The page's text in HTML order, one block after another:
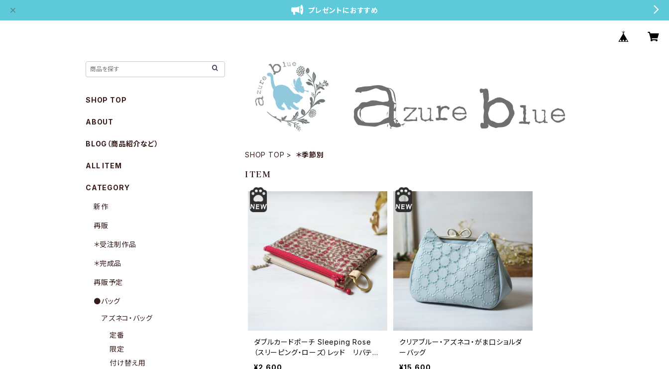
プレゼントにおすすめ
SHOP TOP ＊季節別
ITEM
ダブルカードポーチ Sleeping Rose
（スリーピング・ローズ）レッド リバティ
ラミネート生地
¥2,600
クリアブルー・アズネコ・がま口ショルダ
ーバッグ
¥15,600
SHOP TOP
ABOUT
BLOG（商品紹介など）
ALL ITEM
CATEGORY
新作
再販
＊受注制作品
＊完成品
再販予定
●バッグ
アズネコ・バッグ
定番
限定
付け替え用